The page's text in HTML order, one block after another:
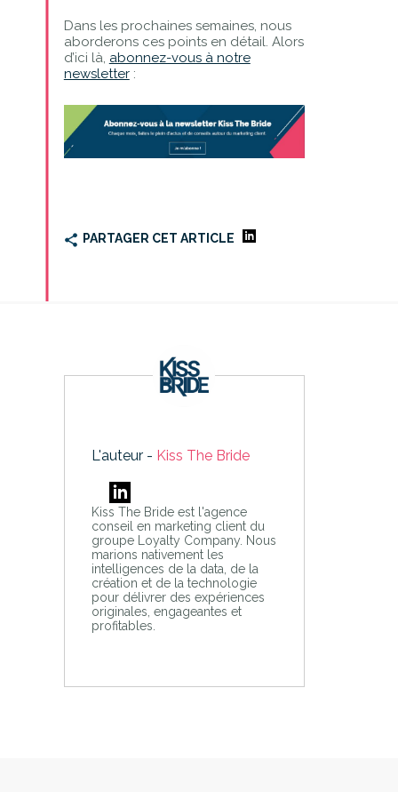
Dans les prochaines semaines, nous
aborderons ces points en détail. Alors
d’ici là, abonnez-vous à notre
newsletter:
PARTAGER CET ARTICLE
L'auteur - Kiss The Bride
Kiss The Bride est l'agence
conseil en marketing client du
groupe Loyalty Company. Nous
marions nativement les
intelligences de la data, de la
création et de la technologie
pour délivrer des expériences
originales, engageantes et
profitables.